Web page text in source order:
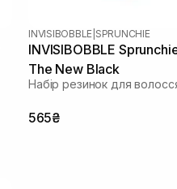
INVISIBOBBLE SPRUNCHIE
INVISIBOBBLE
The New Black
Набір резинок для
565₴